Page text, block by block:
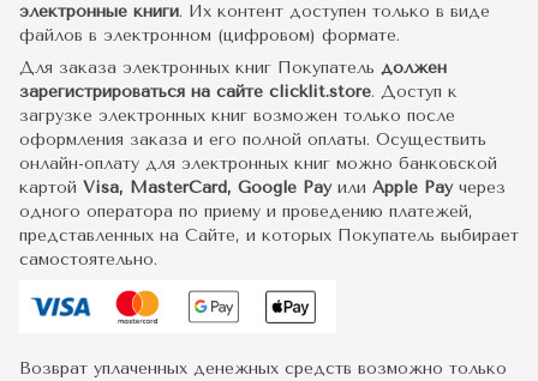
электронные книги. Их контент доступен только в виде
файлов в электронном (цифровом) формате.
Для заказа электронных книг Покупатель должен
зарегистрироваться на сайте clicklit.store. Доступ к
загрузке электронных книг возможен только после
оформления заказа и его полной оплаты. Осуществить
онлайн-оплату для электронных книг можно банковской
картой Visa, MasterCard, Google Pay или Apple Payчерез
одного оператора по приему и проведению платежей,
представленных на Сайте, и которых Покупатель выбирает
самостоятельно.
Возврат уплаченных денежных средств возможно только